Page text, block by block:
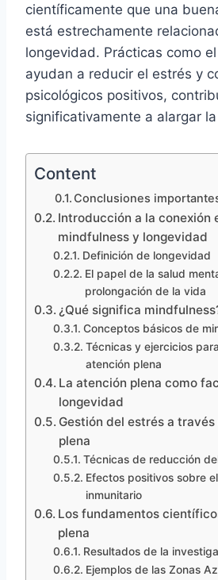
científicamente que una
está estrechamente
longevidad. Prácticas como
ayudan a reducir el estrés y
psicológicos positivos,
significativamente a alargar
Content
Conclusiones
Introducción a la conexión
mindfulness y longevidad
Definición de longevidad
El papel de la salud
prolongación de la vida
¿Qué significa
Conceptos básicos de
Técnicas y ejercicios
atención plena
La atención plena como
longevidad
Gestión del estrés a
plena
Técnicas de reducción
Efectos positivos sobre
inmunitario
Los fundamentos
plena
Resultados de la
Ejemplos de las Zonas